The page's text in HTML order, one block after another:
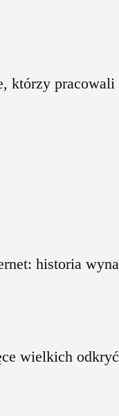
którzy
historia
wielkich odkryć